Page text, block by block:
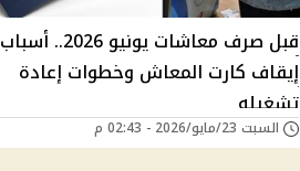
قبل صرف معاشات يونيو 2026.. أسباب
إيقاف كارت المعاش وخطوات إعادة
تشغيله
السبت 23/مايو/2026 - 02:43 م